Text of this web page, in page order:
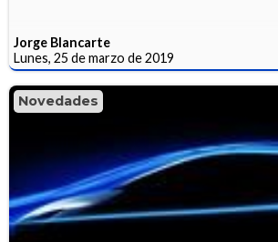
Jorge Blancarte
Lunes, 25 de marzo de 2019
Novedades